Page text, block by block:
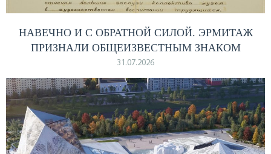
НАВЕЧНО И С ОБРАТНОЙ СИЛОЙ. ЭРМИТАЖ
ПРИЗНАЛИ ОБЩЕИЗВЕСТНЫМ ЗНАКОМ
31.07.2026